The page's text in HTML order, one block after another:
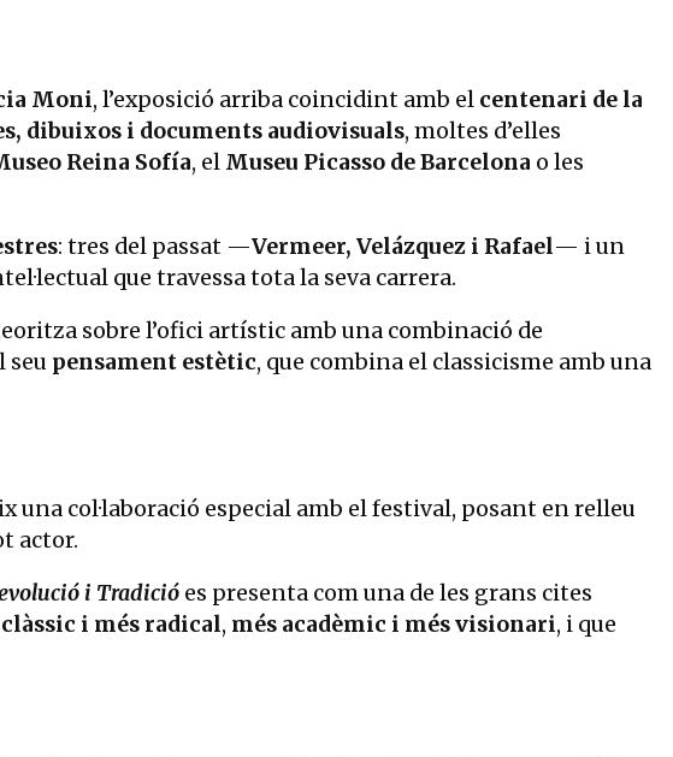
Moni, l’exposició arriba coincidint amb el centenari de la
dibuixos i documents audiovisuals, moltes d’elles
Reina Sofía, el Museu Picasso de Barcelona o les
: tres del passat —Vermeer, Velázquez i Rafael— i un
que travessa tota la seva carrera.
sobre l’ofici artístic amb una combinació de
seu pensament estètic, que combina el classicisme amb una
una col·laboració especial amb el festival, posant en relleu
actor.
i Tradició es presenta com una de les grans cites
i més radical, més acadèmic i més visionari, i que